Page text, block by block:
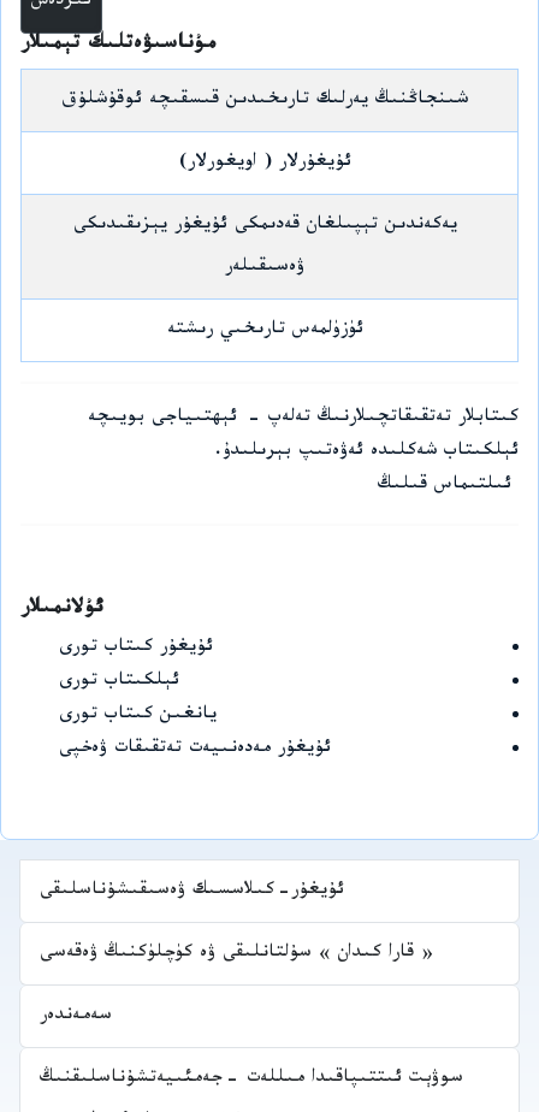
مۇناسىۋەتلىك تېمىلار
شىنجاڭنىڭ يەرلىك تارىخىدىن قىسقىچە ئوقۇشلۇق
ئۇيغۇرلار ( اويغورلار)
يەكەندىن تېپىلغان قەدىمكى ئۇيغۇر يېزىقىدىكى
ۋەسىقىلەر
ئۈزۈلمەس تارىخىي رىشتە
كىتابلار تەتقىقاتچىلارنىڭ تەلەپ - ئېھتىياجى بويىچە
ئېلكىتاب شەكلىدە ئەۋەتىپ بېرىلىدۇ.
ئىلتىماس قىلىڭ
ئۇلانمىلار
ئۇيغۇر كىتاب تورى
ئېلكىتاب تورى
يانغىن كىتاب تورى
ئۇيغۇر مەدەنىيەت تەتقىقات ۋەخپى
ئۇيغۇر-كىلاسسىك ۋەسىقىشۇناسلىقى
« قارا كىدان » سۇلتانلىقى ۋە كۈچلۈكنىڭ ۋەقەسى
سەمەندەر
سوۋېت ئىتتىپاقىدا مىللەت -جەمئىيەتشۇناسلىقنىڭ